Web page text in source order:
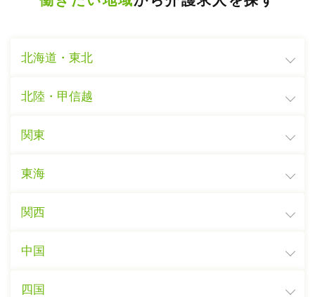
北海道・東北
北陸・甲信越
関東
東海
関西
中国
四国